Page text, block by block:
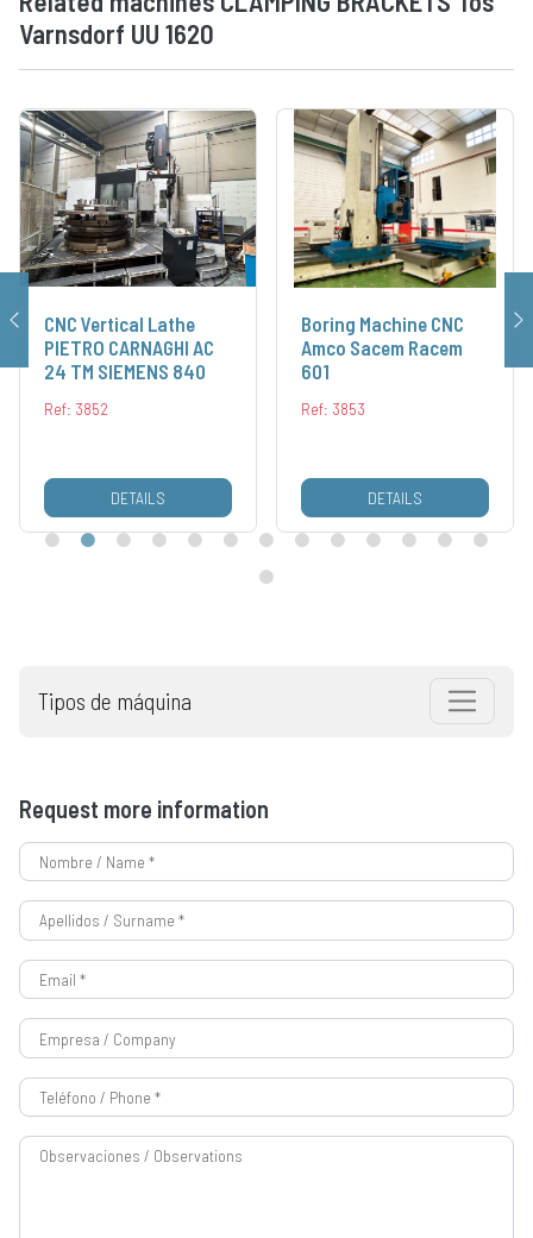
Tipos de máquina
Request more information
Varnsdorf UU 1620
CNC Vertical Lathe
PIETRO CARNAGHI AC
24 TM SIEMENS 840
Ref: 3852
DETAILS
Boring Machine CNC
Amco Sacem Racem
601
Ref: 3853
DETAILS